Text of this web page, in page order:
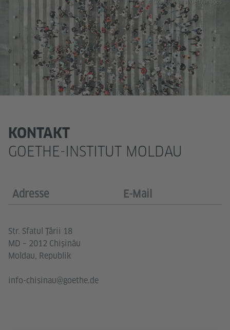
KONTAKT
GOETHE-INSTITUT MOLDAU
Adresse E-Mail
Str. Sfatul Ţării 18
MD – 2012 Chişinău
Moldau, Republik
info-chisinau@goethe.de
© Goethe-Institut/Getty Images